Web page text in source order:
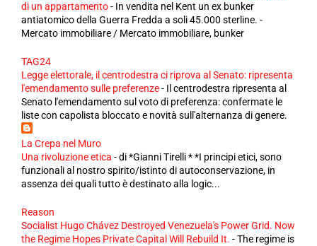
di un appartamento- In vendita nel Kent un ex bunker
antiatomico della Guerra Fredda a soli 45.000 sterline. -
Mercato immobiliare / Mercato immobiliare, bunker
TAG24
Legge elettorale, il centrodestra ci riprova al Senato: ripresenta
l'emendamento sulle preferenze- Il centrodestra ripresenta al
Senato l'emendamento sul voto di preferenza: confermate le
liste con capolista bloccato e novità sull'alternanza di genere.
La Crepa nel Muro
Una rivoluzione etica -di *Gianni Tirelli * *I principi etici, sono
funzionali al nostro spirito/istinto di autoconservazione, in
assenza dei quali tutto è destinato alla logic...
Reason
Socialist Hugo Chávez Destroyed Venezuela's Power Grid. Now
the Regime Hopes Private Capital Will Rebuild It. -The regime is